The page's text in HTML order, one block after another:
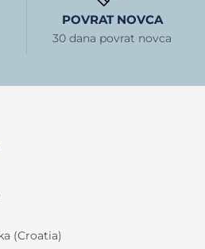
POVRAT NOVCA
30 dana povrat novca
(Croatia)